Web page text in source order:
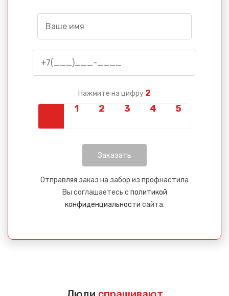
Нажмите на цифру 2
Отправляя заказ на забор из профнастила
Вы соглашаетесь с политикой
конфиденциальности сайта.